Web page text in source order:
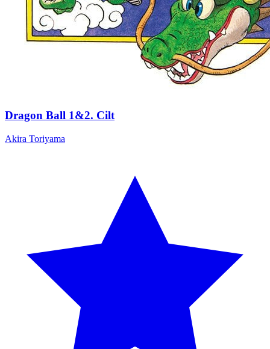
Dragon Ball 1&2. Cilt
Akira Toriyama